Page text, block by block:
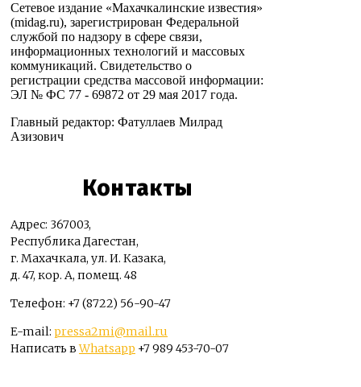
Сетевое издание «Махачкалинские известия»
(midag.ru), зарегистрирован Федеральной
службой по надзору в сфере связи,
информационных технологий и массовых
коммуникаций. Свидетельство о
регистрации средства массовой информации:
ЭЛ № ФС 77 - 69872 от 29 мая 2017 года.
Главный редактор: Фатуллаев Милрад
Азизович
Контакты
Адрес: 367003,
Республика Дагестан,
г. Махачкала, ул. И. Казака,
д. 47, кор. А, помещ. 48
Телефон: +7 (8722) 56-90-47
E-mail: pressa2mi@mail.ru
Написать вWhatsapp +7 989 453-70-07